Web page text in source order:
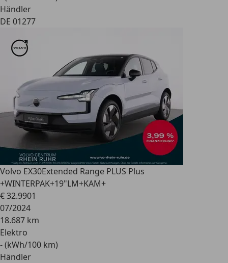
Händler
DE 01277
Volvo EX30Extended Range PLUS Plus
+WINTERPAK+19"LM+KAM+
€ 32.9901
07/2024
18.687 km
Elektro
- (kWh/100 km)
Händler